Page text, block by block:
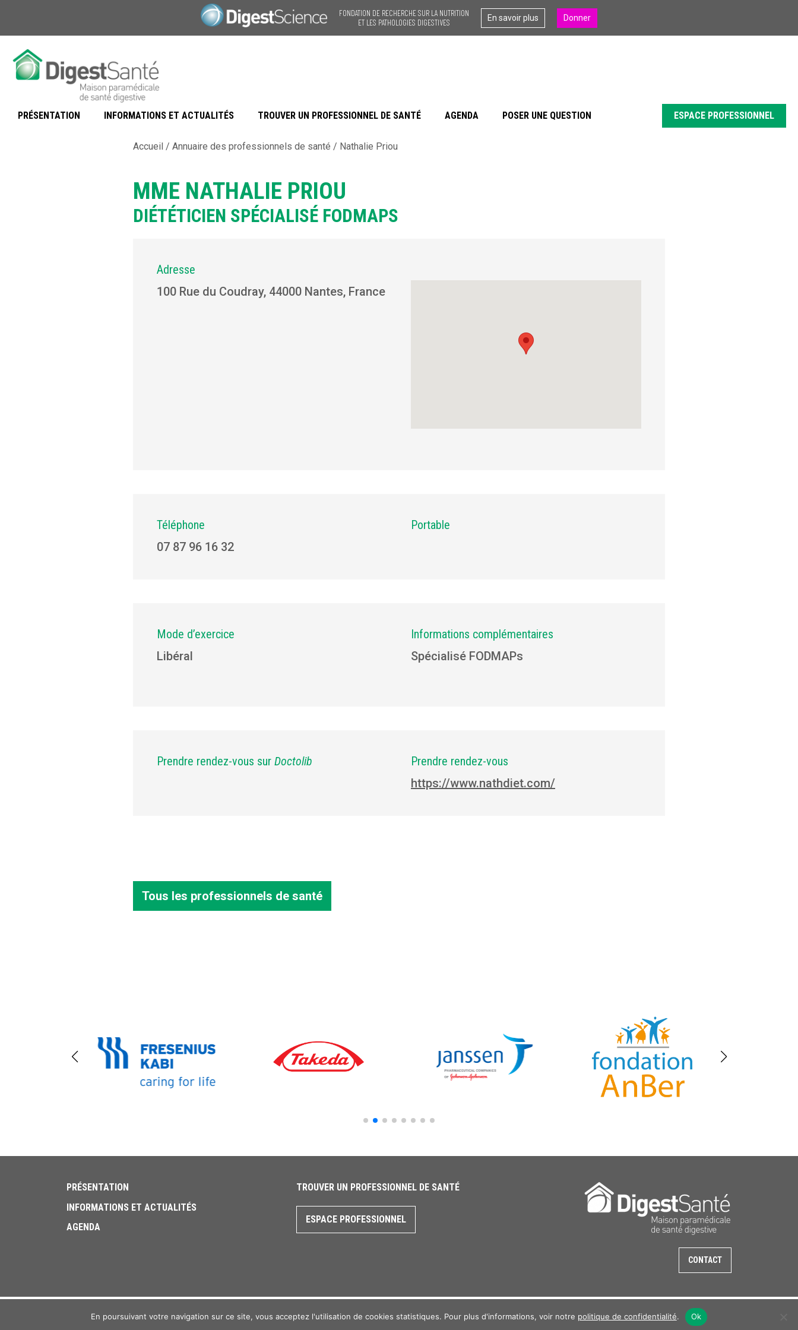
FONDATION DE RECHERCHE SUR LA NUTRITION
ET LES PATHOLOGIES DIGESTIVES
En savoir plus Donner
PRÉSENTATION INFORMATIONS ET ACTUALITÉS TROUVER UN PROFESSIONNEL DE SANTÉ AGENDA POSER UNE QUESTION ESPACE PROFESSIONNEL
Accueil / Annuaire des professionnels de santé / Nathalie Priou
MME NATHALIE PRIOU
DIÉTÉTICIEN SPÉCIALISÉ FODMAPS
Adresse
100 Rue du Coudray, 44000 Nantes, France
Téléphone
07 87 96 16 32
Portable
Mode d’exercice
Libéral
Informations complémentaires
Spécialisé FODMAPs
Prendre rendez-vous sur Doctolib
Prendre rendez-vous
https://www.nathdiet.com/
Tous les professionnels de santé
PRÉSENTATION
INFORMATIONS ET ACTUALITÉS
AGENDA
TROUVER UN PROFESSIONNEL DE SANTÉ
ESPACE PROFESSIONNEL
CONTACT
Mentions légales
En poursuivant votre navigation sur ce site, vous acceptez l'utilisation de cookies statistiques. Pour plus d'informations, voir notre politique de confidentialité. Ok